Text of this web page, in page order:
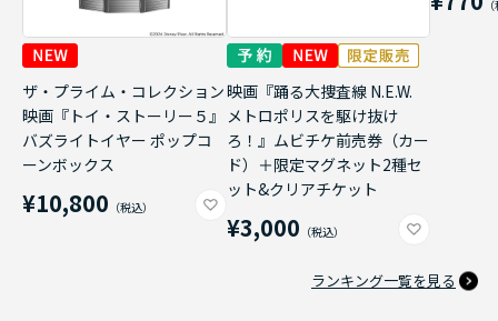
ザ・プライム・コレクション
映画『トイ・ストーリー５』
バズライトイヤー ポップコ
ーンボックス
¥10,800
映画『踊る大捜査線 N.E.W.
メトロポリスを駆け抜け
ろ！』ムビチケ前売券（カー
ド）＋限定マグネット2種セ
ット&クリアチケット
¥3,000
ランキング一覧を見る